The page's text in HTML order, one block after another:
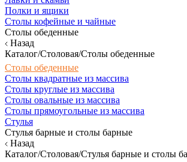
Полки и ящики
Столы кофейные и чайные
Столы обеденные
Назад
Каталог/Столовая/Столы обеденные
Столы обеденные
Столы квадратные из массива
Столы круглые из массива
Столы овальные из массива
Столы прямоугольные из массива
Стулья
Стулья барные и столы барные
Назад
Каталог/Столовая/Стулья барные и столы